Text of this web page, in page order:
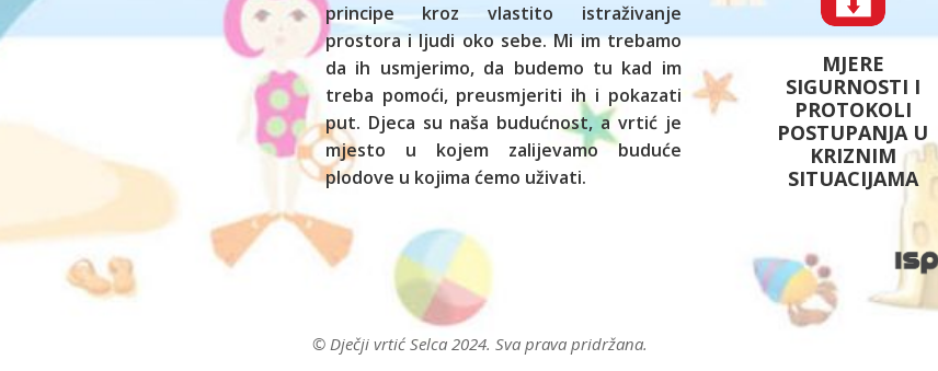
principe kroz vlastito istraživanje
prostora i ljudi oko sebe. Mi im trebamo
da ih usmjerimo, da budemo tu kad im
treba pomoći, preusmjeriti ih i pokazati
put. Djeca su naša budućnost, a vrtić je
mjesto u kojem zalijevamo buduće
plodove u kojima ćemo uživati.
MJERE
SIGURNOSTI I
PROTOKOLI
POSTUPANJA U
KRIZNIM
SITUACIJAMA
© Dječji vrtić Selca 2024. Sva prava pridržana.